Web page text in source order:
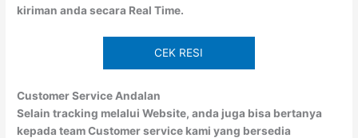
kiriman anda secara Real Time.
CEK RESI
Customer Service Andalan
Selain tracking melalui Website, anda juga bisa bertanya
kepada team Customer service kami yang bersedia